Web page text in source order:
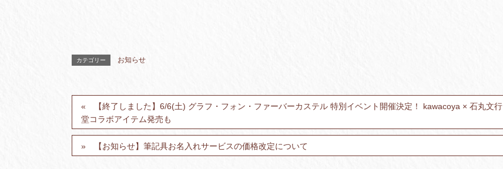
カテゴリー お知らせ
【終了しました】6/6(土) グラフ・フォン・ファーバーカステル 特別イベント開催決定！ kawacoya × 石丸文行
堂コラボアイテム発売も
【お知らせ】筆記具お名入れサービスの価格改定について